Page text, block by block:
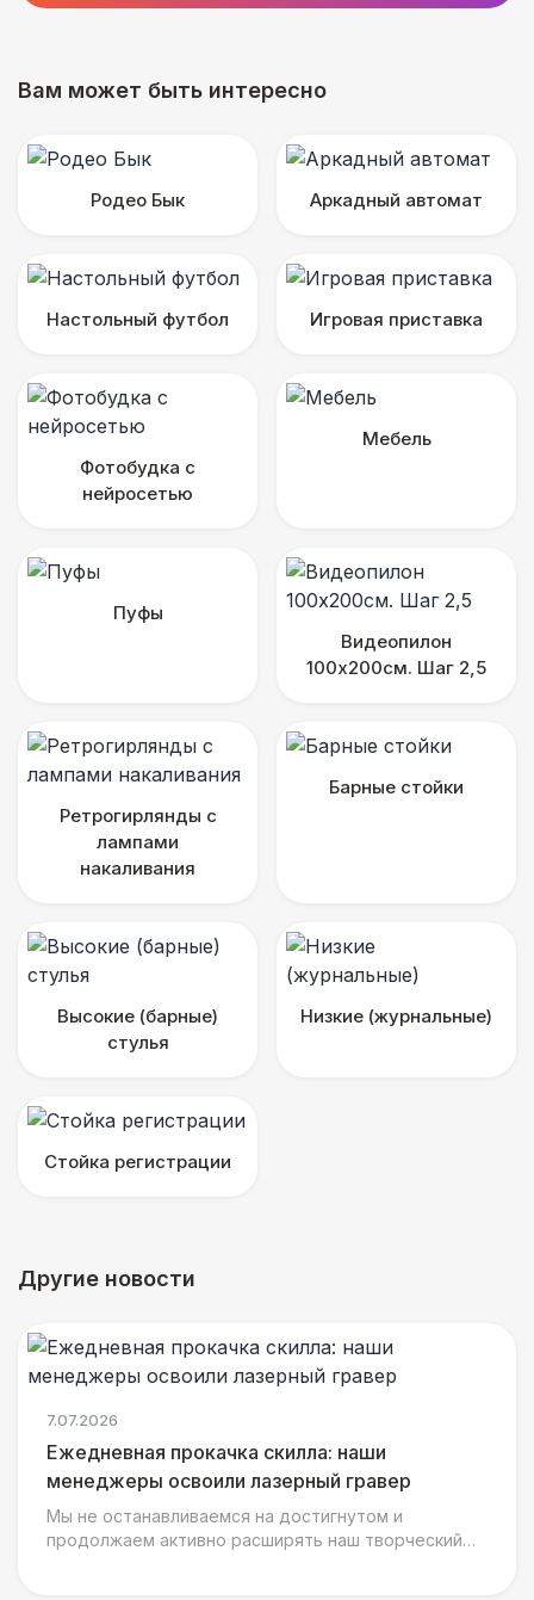
Вам может быть интересно
Родео Бык Аркадный автомат
Настольный футбол Игровая приставка
Фотобудка с
нейросетью
Мебель
Пуфы
Видеопилон
100х200см. Шаг 2,5
Ретрогирлянды с
лампами
накаливания
Барные стойки
Высокие (барные)
стулья
Низкие (журнальные)
Стойка регистрации
Другие новости
7.07.2026
Ежедневная прокачка скилла: наши
менеджеры освоили лазерный гравер
Мы не останавливаемся на достигнутом и
продолжаем активно расширять наш творческий